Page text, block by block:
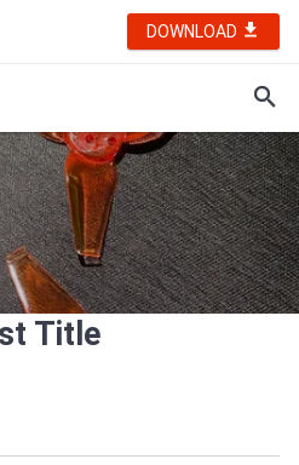
DOWNLOAD
Title